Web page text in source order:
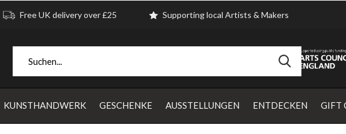
KUNSTHANDWERK GESCHENKE AUSSTELLUNGEN ENTDECKEN GIFT
Free UK delivery over £25 Supporting local Artists & Makers